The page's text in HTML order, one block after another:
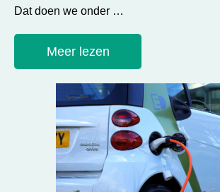
Dat doen we onder …
Meer lezen